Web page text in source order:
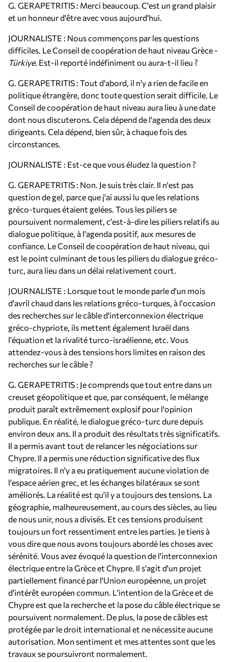
G. GERAPETRITIS : Merci beaucoup. C'est un grand plaisir
et un honneur d'être avec vous aujourd'hui.
JOURNALISTE : Nous commençons par les questions
difficiles. Le Conseil de coopération de haut niveau Grèce -
Türkiye. Est-il reporté indéfiniment ou aura-t-il lieu ?
G. GERAPETRITIS : Tout d'abord, il n'y a rien de facile en
politique étrangère, donc toute question serait difficile. Le
Conseil de coopération de haut niveau aura lieu à une date
dont nous discuterons. Cela dépend de l'agenda des deux
dirigeants. Cela dépend, bien sûr, à chaque fois des
circonstances.
JOURNALISTE : Est-ce que vous éludez la question ?
G. GERAPETRITIS : Non. Je suis très clair. Il n'est pas
question de gel, parce que j'ai aussi lu que les relations
gréco-turques étaient gelées. Tous les piliers se
poursuivent normalement, c'est-à-dire les piliers relatifs au
dialogue politique, à l'agenda positif, aux mesures de
confiance. Le Conseil de coopération de haut niveau, qui
est le point culminant de tous les piliers du dialogue gréco-
turc, aura lieu dans un délai relativement court.
JOURNALISTE : Lorsque tout le monde parle d'un mois
d'avril chaud dans les relations gréco-turques, à l'occasion
des recherches sur le câble d'interconnexion électrique
gréco-chypriote, ils mettent également Israël dans
l'équation et la rivalité turco-israélienne, etc. Vous
attendez-vous à des tensions hors limites en raison des
recherches sur le câble ?
G. GERAPETRITIS : Je comprends que tout entre dans un
creuset géopolitique et que, par conséquent, le mélange
produit paraît extrêmement explosif pour l'opinion
publique. En réalité, le dialogue gréco-turc dure depuis
environ deux ans. Il a produit des résultats très significatifs.
Il a permis avant tout de relancer les négociations sur
Chypre. Il a permis une réduction significative des flux
migratoires. Il n'y a eu pratiquement aucune violation de
l'espace aérien grec, et les échanges bilatéraux se sont
améliorés. La réalité est qu'il y a toujours des tensions. La
géographie, malheureusement, au cours des siècles, au lieu
de nous unir, nous a divisés. Et ces tensions produisent
toujours un fort ressentiment entre les parties. Je tiens à
vous dire que nous avons toujours abordé les choses avec
sérénité. Vous avez évoqué la question de l'interconnexion
électrique entre la Grèce et Chypre. Il s'agit d'un projet
partiellement financé par l'Union européenne, un projet
d'intérêt européen commun. L'intention de la Grèce et de
Chypre est que la recherche et la pose du câble électrique se
poursuivent normalement. De plus, la pose de câbles est
protégée par le droit international et ne nécessite aucune
autorisation. Mon sentiment et mes attentes sont que les
travaux se poursuivront normalement.